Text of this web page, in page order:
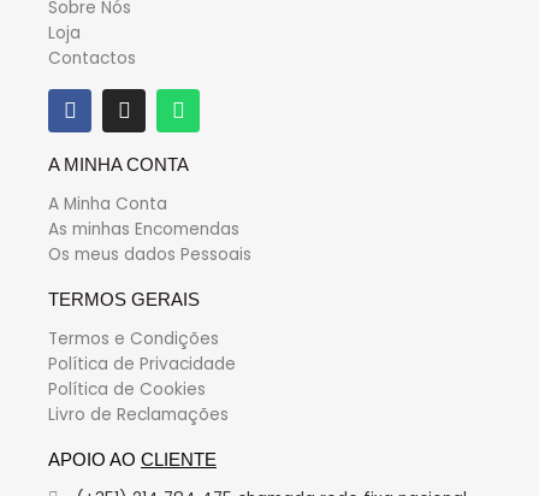
Sobre Nós
Loja
Contactos
A MINHA CONTA
A Minha Conta
As minhas Encomendas
Os meus dados Pessoais
TERMOS GERAIS
Termos e Condições
Política de Privacidade
Política de Cookies
Livro de Reclamações
APOIO AO CLIENTE